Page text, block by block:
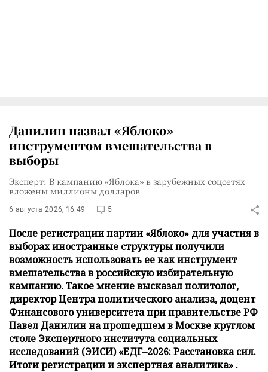
Данилин назвал «Яблоко»
инструментом вмешательства в
выборы
Эксперт: В кампанию «Яблока» в зарубежных соцсетях
вложены миллионы долларов
6 августа 2026, 16:49 5
После регистрации партии «Яблоко» для участия в
выборах иностранные структуры получили
возможность использовать ее как инструмент
вмешательства в российскую избирательную
кампанию. Такое мнение высказал политолог,
директор Центра политического анализа, доцент
Финансового университета при правительстве РФ
Павел Данилин на прошедшем в Москве круглом
столе Экспертного института социальных
исследований (ЭИСИ) «ЕДГ–2026: Расстановка сил.
Итоги регистрации и экспертная аналитика» .